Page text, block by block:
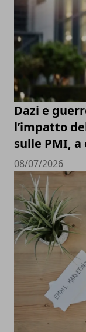
Dazi e
l’impatto
sulle PMI, a
08/07/2026